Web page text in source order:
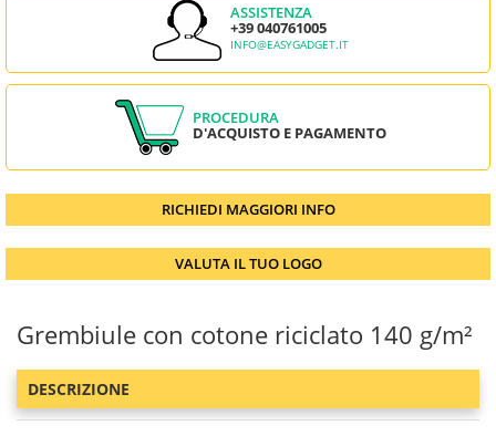
ASSISTENZA
+39 040761005
INFO@EASYGADGET.IT
PROCEDURA
D'ACQUISTO E PAGAMENTO
RICHIEDI MAGGIORI INFO
VALUTA IL TUO LOGO
Grembiule con cotone riciclato 140 g/m²
DESCRIZIONE